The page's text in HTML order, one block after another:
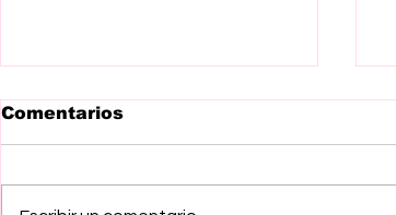
Comentarios